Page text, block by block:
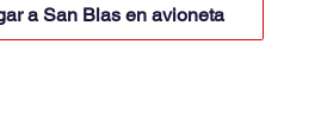
a San Blas en avioneta